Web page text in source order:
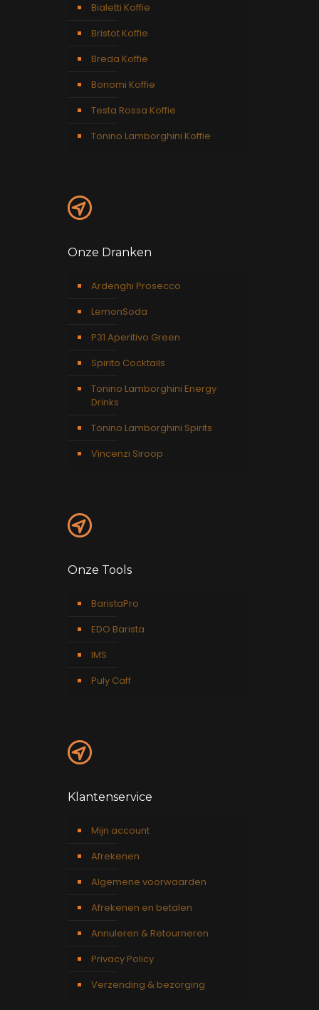
Bialetti Koffie
Bristot Koffie
Breda Koffie
Bonomi Koffie
Testa Rossa Koffie
Tonino Lamborghini Koffie
Onze Dranken
Ardenghi Prosecco
LemonSoda
P31 Aperitivo Green
Spirito Cocktails
Tonino Lamborghini Energy
Drinks
Tonino Lamborghini Spirits
Vincenzi Siroop
Onze Tools
BaristaPro
EDO Barista
IMS
Puly Caff
Klantenservice
Mijn account
Afrekenen
Algemene voorwaarden
Afrekenen en betalen
Annuleren & Retourneren
Privacy Policy
Verzending & bezorging